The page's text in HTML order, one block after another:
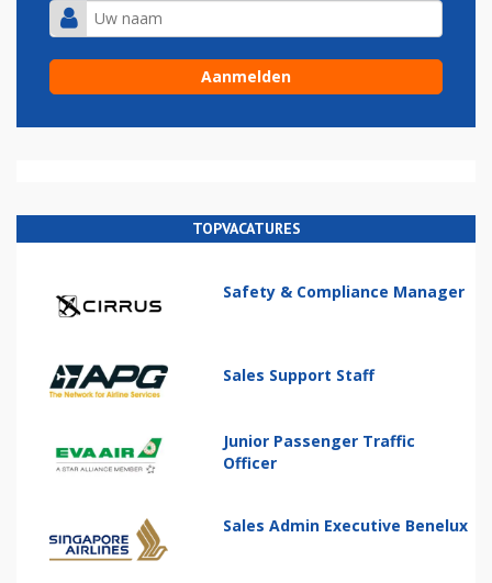
TOPVACATURES
Safety & Compliance Manager
Sales Support Staff
Junior Passenger Traffic
Officer
Sales Admin Executive Benelux